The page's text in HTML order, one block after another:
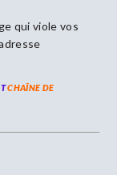
qui viole vos
CHAÎNE DE